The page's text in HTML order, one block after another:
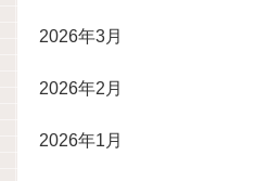
2026年3月
2026年2月
2026年1月